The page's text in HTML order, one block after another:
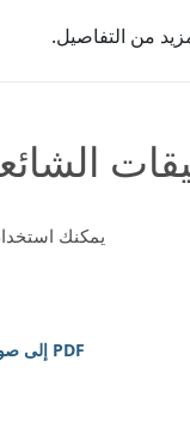
من التفاصيل.
يمكنك
PDF إلى صورة